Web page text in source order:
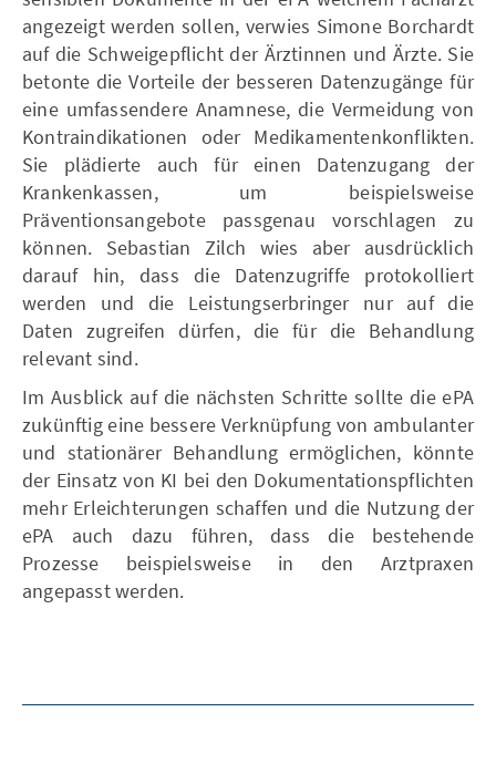
angezeigt werden sollen, verwies Simone Borchardt
auf die Schweigepflicht der Ärztinnen und Ärzte. Sie
betonte die Vorteile der besseren Datenzugänge für
eine umfassendere Anamnese, die Vermeidung von
Kontraindikationen oder Medikamentenkonflikten.
Sie plädierte auch für einen Datenzugang der
Krankenkassen, um beispielsweise
Präventionsangebote passgenau vorschlagen zu
können. Sebastian Zilch wies aber ausdrücklich
darauf hin, dass die Datenzugriffe protokolliert
werden und die Leistungserbringer nur auf die
Daten zugreifen dürfen, die für die Behandlung
relevant sind.
Im Ausblick auf die nächsten Schritte sollte die ePA
zukünftig eine bessere Verknüpfung von ambulanter
und stationärer Behandlung ermöglichen, könnte
der Einsatz von KI bei den Dokumentationspflichten
mehr Erleichterungen schaffen und die Nutzung der
ePA auch dazu führen, dass die bestehende
Prozesse beispielsweise in den Arztpraxen
angepasst werden.